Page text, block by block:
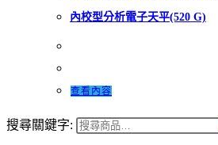
內校型分析電子天平(520 G)
查看內容
搜尋關鍵字: